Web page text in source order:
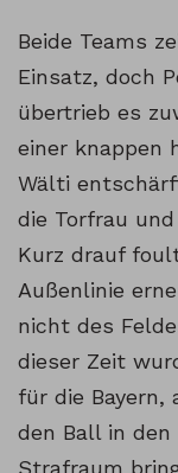
Beide Teams
Einsatz, doch
übertrieb es
einer knappen
Wälti
die Torfrau
Kurz drauf
Außenlinie
nicht des
dieser Zeit
für die Bayern,
den Ball in den
Strafraum